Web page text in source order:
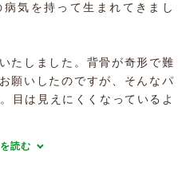
気を持って生まれてきまし
たしました。背骨が奇形で難
願いしたのですが、そんなパ
目は見えにくくなっているよ
読む